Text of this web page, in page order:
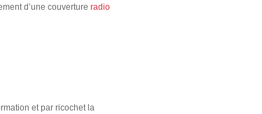
d’une couverture radio
et par ricochet la